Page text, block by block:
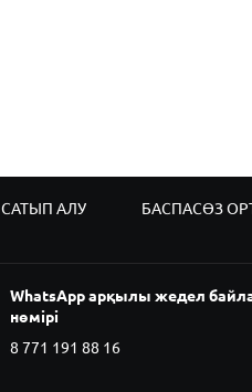
САТЫП АЛУ БАСПАСӨЗ
WhatsApp арқылы жедел
нөмірі
8 771 191 88 16